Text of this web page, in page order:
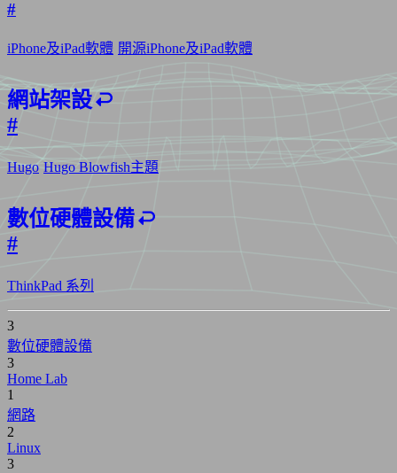
#
iPhone及iPad軟體 開源iPhone及iPad軟體
網站架設
#
Hugo Hugo Blowfish主題
數位硬體設備
#
ThinkPad 系列
3
數位硬體設備
3
Home Lab
1
網路
2
Linux
3